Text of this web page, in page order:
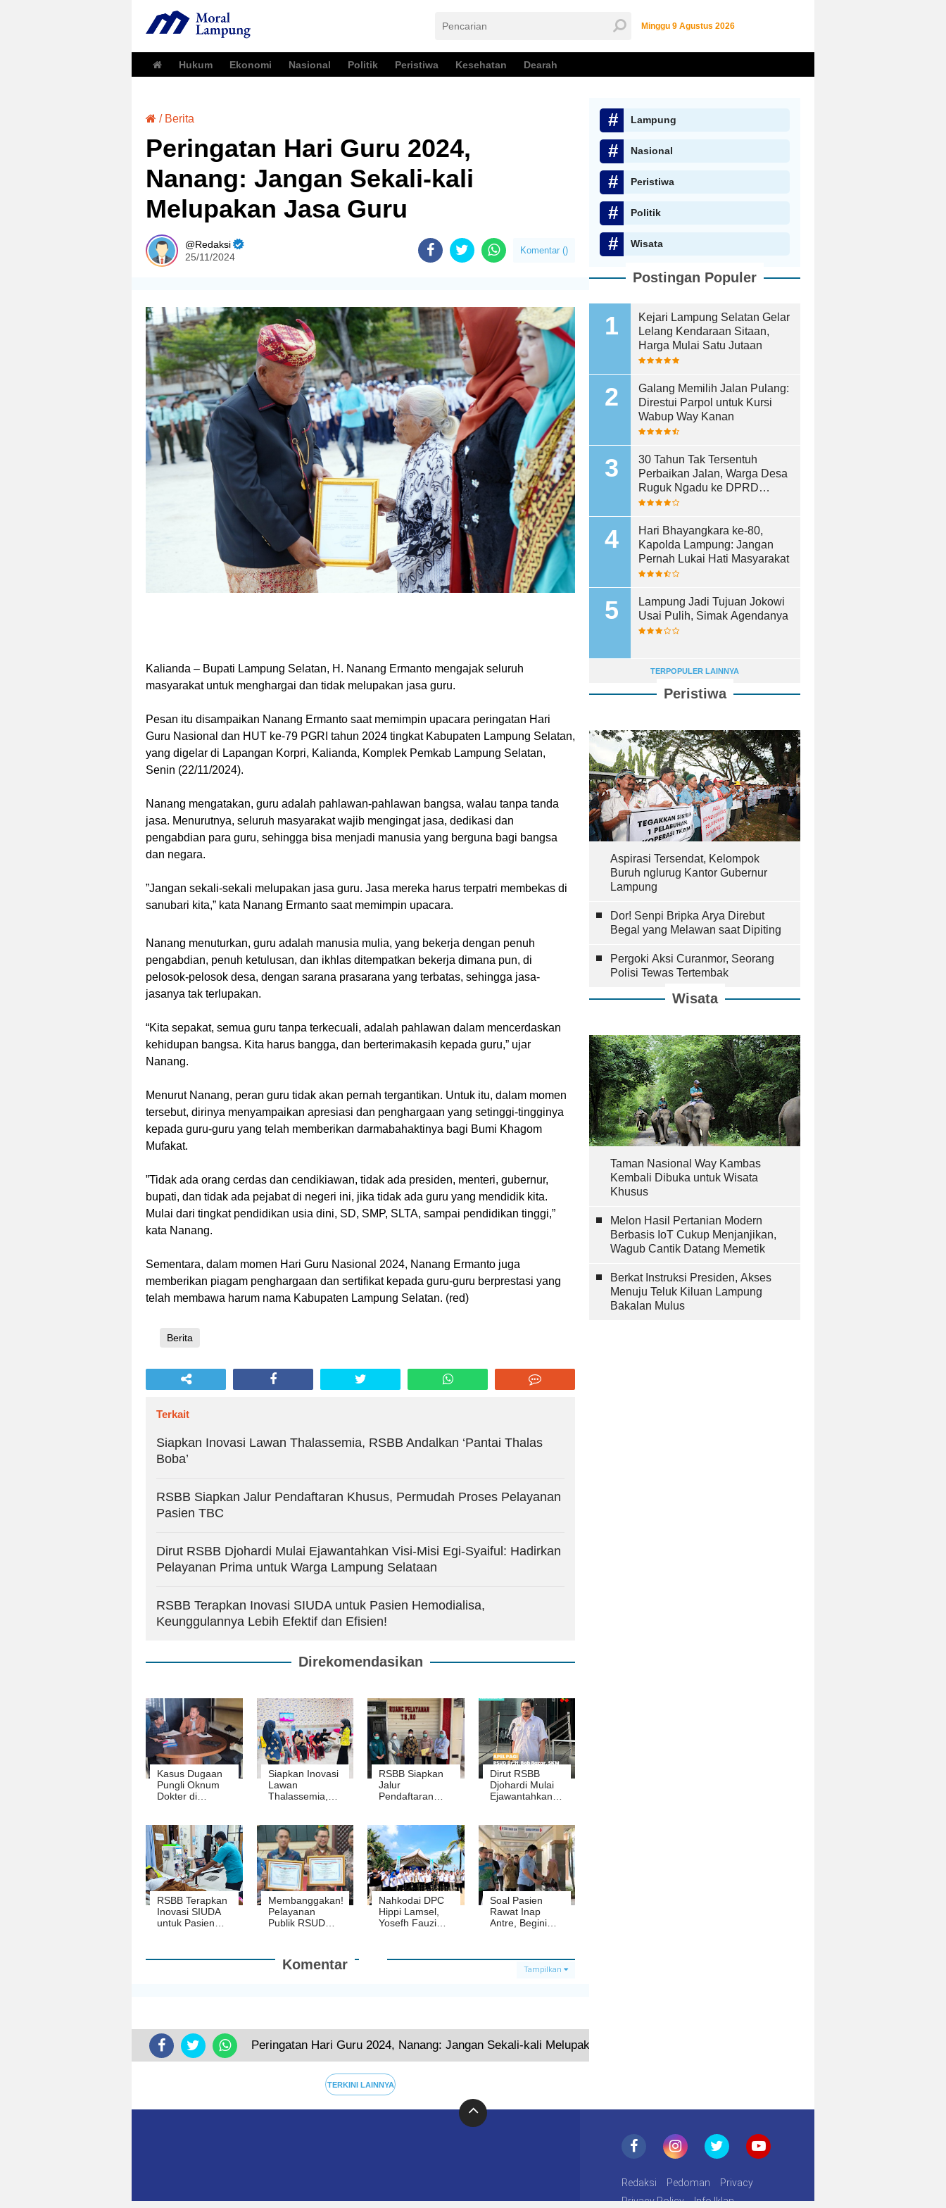
Minggu 9 Agustus 2026
Hukum Ekonomi Nasional Politik Peristiwa Kesehatan Dearah
/ Berita
Peringatan Hari Guru 2024,
Nanang: Jangan Sekali-kali
Melupakan Jasa Guru
Redaksi
25/11/2024
Komentar ()
Kalianda – Bupati Lampung Selatan, H. Nanang Ermanto mengajak seluruh
masyarakat untuk menghargai dan tidak melupakan jasa guru.
Pesan itu disampaikan Nanang Ermanto saat memimpin upacara peringatan Hari
Guru Nasional dan HUT ke-79 PGRI tahun 2024 tingkat Kabupaten Lampung Selatan,
yang digelar di Lapangan Korpri, Kalianda, Komplek Pemkab Lampung Selatan,
Senin (22/11/2024).
Nanang mengatakan, guru adalah pahlawan-pahlawan bangsa, walau tanpa tanda
jasa. Menurutnya, seluruh masyarakat wajib mengingat jasa, dedikasi dan
pengabdian para guru, sehingga bisa menjadi manusia yang berguna bagi bangsa
dan negara.
”Jangan sekali-sekali melupakan jasa guru. Jasa mereka harus terpatri membekas di
sanubari kita,” kata Nanang Ermanto saat memimpin upacara.
Nanang menuturkan, guru adalah manusia mulia, yang bekerja dengan penuh
pengabdian, penuh ketulusan, dan ikhlas ditempatkan bekerja dimana pun, di
pelosok-pelosok desa, dengan sarana prasarana yang terbatas, sehingga jasa-
jasanya tak terlupakan.
“Kita sepakat, semua guru tanpa terkecuali, adalah pahlawan dalam mencerdaskan
kehidupan bangsa. Kita harus bangga, dan berterimakasih kepada guru,” ujar
Nanang.
Menurut Nanang, peran guru tidak akan pernah tergantikan. Untuk itu, dalam momen
tersebut, dirinya menyampaikan apresiasi dan penghargaan yang setinggi-tingginya
kepada guru-guru yang telah memberikan darmabahaktinya bagi Bumi Khagom
Mufakat.
”Tidak ada orang cerdas dan cendikiawan, tidak ada presiden, menteri, gubernur,
bupati, dan tidak ada pejabat di negeri ini, jika tidak ada guru yang mendidik kita.
Mulai dari tingkat pendidikan usia dini, SD, SMP, SLTA, sampai pendidikan tinggi,”
kata Nanang.
Sementara, dalam momen Hari Guru Nasional 2024, Nanang Ermanto juga
memberikan piagam penghargaan dan sertifikat kepada guru-guru berprestasi yang
telah membawa harum nama Kabupaten Lampung Selatan. (red)
Berita
Terkait
Siapkan Inovasi Lawan Thalassemia, RSBB Andalkan ‘Pantai Thalas
Boba’
RSBB Siapkan Jalur Pendaftaran Khusus, Permudah Proses Pelayanan
Pasien TBC
Dirut RSBB Djohardi Mulai Ejawantahkan Visi-Misi Egi-Syaiful: Hadirkan
Pelayanan Prima untuk Warga Lampung Selataan
RSBB Terapkan Inovasi SIUDA untuk Pasien Hemodialisa,
Keunggulannya Lebih Efektif dan Efisien!
Direkomendasikan
Kasus Dugaan
Pungli Oknum
Dokter di
Hukum Bayi
Alesha Apresiasi
Polda
Siapkan Inovasi
Lawan
Thalassemia,
Boba’
RSBB Siapkan
Jalur
Pendaftaran
Proses
Pelayanan
Pasien TBC
Dirut RSBB
Djohardi Mulai
Ejawantahkan
Hadirkan
Pelayanan
Prima untuk
Warga Lampung
Selataan
RSBB Terapkan
Inovasi SIUDA
untuk Pasien
Lebih Efektif
Membanggakan!
Pelayanan
Publik RSUD
KemenPAN-RB
Sangat Baik
Nahkodai DPC
Hippi Lamsel,
Yosefh Fauzi
Soal Pasien
Rawat Inap
Antre, Begini
RSUD Bob
Komentar Tampilkan
Peringatan Hari Guru 2024, Nanang: Jangan Sekali-kali Melupakan Jasa Guru
Terkini
TERKINI LAINNYA
Lampung
Nasional
Peristiwa
Politik
Wisata
Postingan Populer
Kejari Lampung Selatan Gelar
Lelang Kendaraan Sitaan,
Harga Mulai Satu Jutaan
Galang Memilih Jalan Pulang:
Direstui Parpol untuk Kursi
Wabup Way Kanan
30 Tahun Tak Tersentuh
Perbaikan Jalan, Warga Desa
Ruguk Ngadu ke DPRD
Lampung Selatan
Hari Bhayangkara ke-80,
Kapolda Lampung: Jangan
Pernah Lukai Hati Masyarakat
Lampung Jadi Tujuan Jokowi
Usai Pulih, Simak Agendanya
TERPOPULER LAINNYA
Peristiwa
Aspirasi Tersendat, Kelompok
Buruh nglurug Kantor Gubernur
Lampung
Dor! Senpi Bripka Arya Direbut
Begal yang Melawan saat Dipiting
Pergoki Aksi Curanmor, Seorang
Polisi Tewas Tertembak
Wisata
Taman Nasional Way Kambas
Kembali Dibuka untuk Wisata
Khusus
Melon Hasil Pertanian Modern
Berbasis IoT Cukup Menjanjikan,
Wagub Cantik Datang Memetik
Berkat Instruksi Presiden, Akses
Menuju Teluk Kiluan Lampung
Bakalan Mulus
Redaksi Pedoman
Privacy
Privacy Policy
Info Iklan